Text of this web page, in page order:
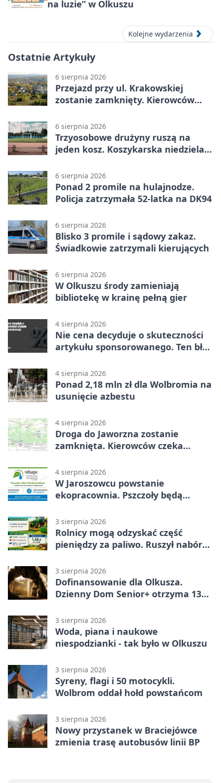
na luzie” w Olkuszu
Kolejne wydarzenia
Ostatnie Artykuły
6 sierpnia 2026
Przejazd przy ul. Krakowskiej
zostanie zamknięty. Kierowców
6 sierpnia 2026
Trzyosobowe drużyny ruszą na
jeden kosz. Koszykarska niedziela
6 sierpnia 2026
Ponad 2 promile na hulajnodze.
Policja zatrzymała 52-latka na DK94
6 sierpnia 2026
Blisko 3 promile i sądowy zakaz.
Świadkowie zatrzymali kierujących
6 sierpnia 2026
W Olkuszu środy zamieniają
bibliotekę w krainę pełną gier
4 sierpnia 2026
Nie cena decyduje o skuteczności
artykułu sponsorowanego. Ten błąd
4 sierpnia 2026
Ponad 2,18 mln zł dla Wolbromia na
usunięcie azbestu
4 sierpnia 2026
Droga do Jaworzna zostanie
zamknięta. Kierowców czeka
4 sierpnia 2026
W Jaroszowcu powstanie
ekopracownia. Pszczoły będą
3 sierpnia 2026
Rolnicy mogą odzyskać część
pieniędzy za paliwo. Ruszył nabór
3 sierpnia 2026
Dofinansowanie dla Olkusza.
Dzienny Dom Senior+ otrzyma 134
3 sierpnia 2026
Woda, piana i naukowe
niespodzianki - tak było w Olkuszu
3 sierpnia 2026
Syreny, flagi i 50 motocykli.
Wolbrom oddał hołd powstańcom
3 sierpnia 2026
Nowy przystanek w Braciejówce
zmienia trasę autobusów linii BP